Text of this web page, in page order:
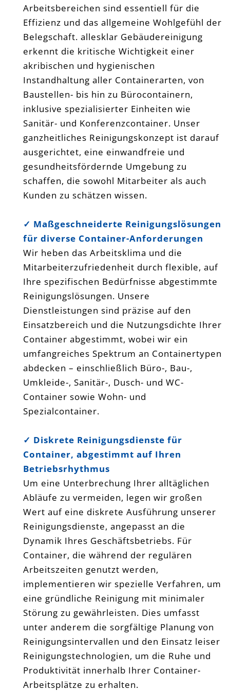
Arbeitsbereichen sind essentiell für die
Effizienz und das allgemeine Wohlgefühl der
Belegschaft. allesklar Gebäudereinigung
erkennt die kritische Wichtigkeit einer
akribischen und hygienischen
Instandhaltung aller Containerarten, von
Baustellen- bis hin zu Bürocontainern,
inklusive spezialisierter Einheiten wie
Sanitär- und Konferenzcontainer. Unser
ganzheitliches Reinigungskonzept ist darauf
ausgerichtet, eine einwandfreie und
gesundheitsfördernde Umgebung zu
schaffen, die sowohl Mitarbeiter als auch
Kunden zu schätzen wissen.
✓ Maßgeschneiderte Reinigungslösungen
für diverse Container-Anforderungen
Wir heben das Arbeitsklima und die
Mitarbeiterzufriedenheit durch flexible, auf
Ihre spezifischen Bedürfnisse abgestimmte
Reinigungslösungen. Unsere
Dienstleistungen sind präzise auf den
Einsatzbereich und die Nutzungsdichte Ihrer
Container abgestimmt, wobei wir ein
umfangreiches Spektrum an Containertypen
abdecken – einschließlich Büro-, Bau-,
Umkleide-, Sanitär-, Dusch- und WC-
Container sowie Wohn- und
Spezialcontainer.
✓ Diskrete Reinigungsdienste für
Container, abgestimmt auf Ihren
Betriebsrhythmus
Um eine Unterbrechung Ihrer alltäglichen
Abläufe zu vermeiden, legen wir großen
Wert auf eine diskrete Ausführung unserer
Reinigungsdienste, angepasst an die
Dynamik Ihres Geschäftsbetriebs. Für
Container, die während der regulären
Arbeitszeiten genutzt werden,
implementieren wir spezielle Verfahren, um
eine gründliche Reinigung mit minimaler
Störung zu gewährleisten. Dies umfasst
unter anderem die sorgfältige Planung von
Reinigungsintervallen und den Einsatz leiser
Reinigungstechnologien, um die Ruhe und
Produktivität innerhalb Ihrer Container-
Arbeitsplätze zu erhalten.